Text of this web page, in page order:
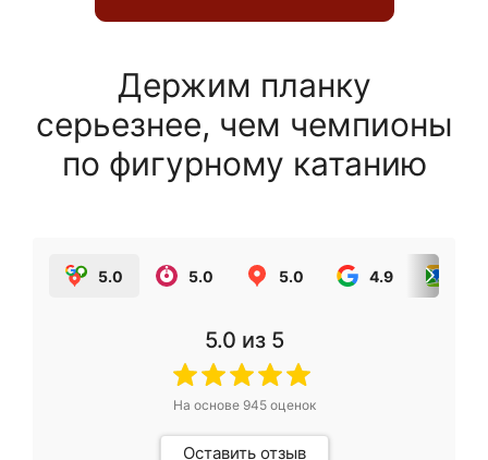
Держим планку
серьезнее, чем чемпионы
по фигурному катанию
5.0 5.0 5.0 4.9
5.0 из 5
На основе 945оценок
Оставить отзыв